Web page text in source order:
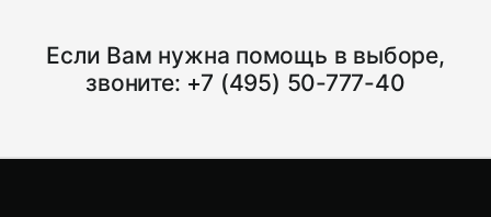
Если Вам нужна помощь в выборе,
звоните: +7 (495) 50-777-40